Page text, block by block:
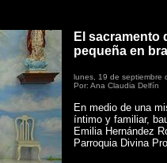
El sacramento
pequeña en
lunes, 19 de septiembre
Por: Ana Claudia Delfín
En medio de una
íntimo y familiar,
Emilia Hernández
Parroquia Divina